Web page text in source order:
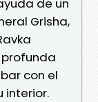
de un
Grisha,
con el
interior.